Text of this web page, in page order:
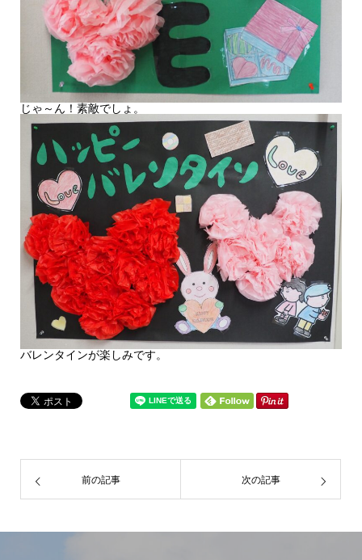
じゃ～ん！素敵でしょ。
バレンタインが楽しみです。
前の記事 次の記事